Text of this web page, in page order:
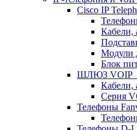
Cisco IP
Кабели,
Модули
Блок
ШЛЮЗ VOIP
Кабели,
Серия
Телефоны